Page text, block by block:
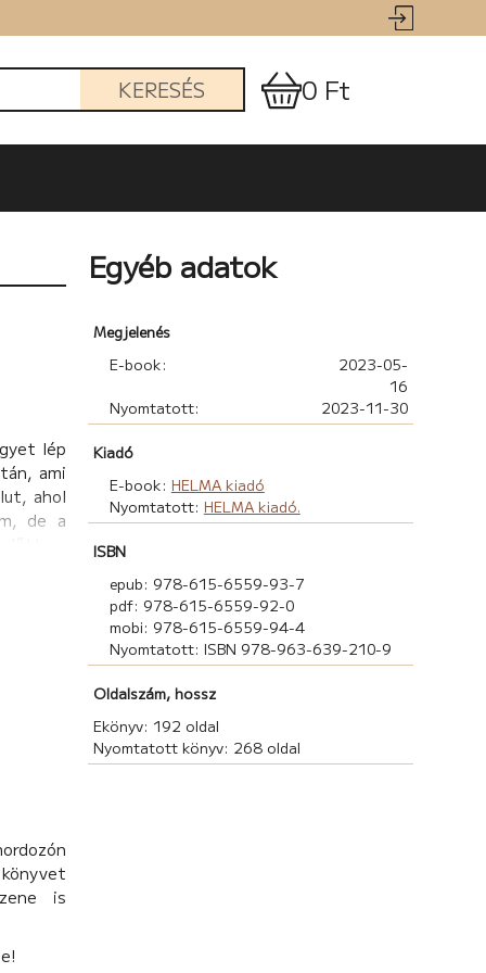
KERESÉS 0 Ft
lép
ami
ahol
de a
is
Egyéb adatok
Megjelenés
E-book:
2023-05-
16
Nyomtatott:
2023-11-30
Kiadó
E-book: HELMA kiadó
Nyomtatott: HELMA kiadó.
ISBN
epub: 978-615-6559-93-7
pdf: 978-615-6559-92-0
mobi: 978-615-6559-94-4
Nyomtatott: ISBN 978-963-639-210-9
Oldalszám, hossz
Ekönyv: 192 oldal
Nyomtatott könyv: 268 oldal